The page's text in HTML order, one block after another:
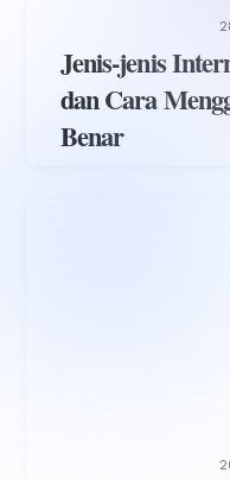
Jenis-jenis
dan Cara
Benar